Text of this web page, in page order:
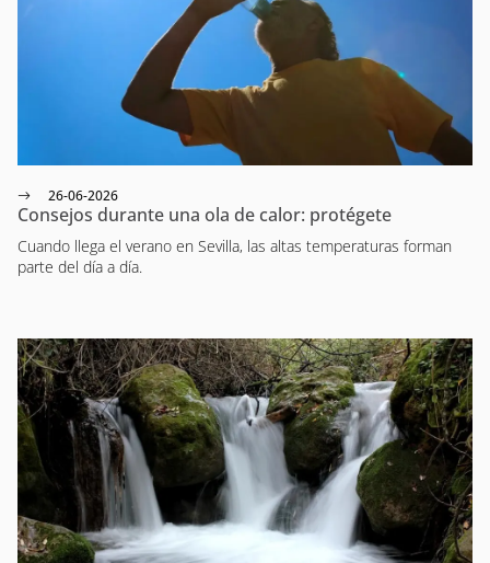
26-06-2026
Consejos durante una ola de calor: protégete
Cuando llega el verano en Sevilla, las altas temperaturas forman
parte del día a día.